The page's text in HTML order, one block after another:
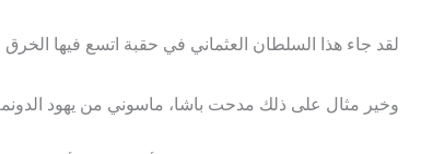
لقد جاء هذا السلطان العثماني في حقبة اتسع فيها
وخير مثال على ذلك مدحت باشا، ماسوني من يهود